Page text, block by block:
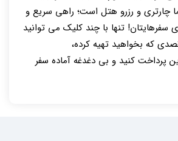
چارتری و رزرو هتل است؛ راهی سریع و
سفرهایتان! تنها با چند کلیک می توانید
که بخواهید تهیه کرده،
پرداخت کنید و بی دغدغه آماده سفر